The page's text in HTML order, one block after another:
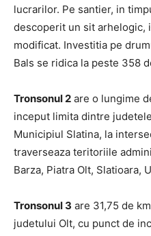
lucrarilor. Pe santier, in
descoperit un sit arhelogic,
modificat. Investitia pe
Bals se ridica la peste 358
Tronsonul 2 are o lungime
inceput limita dintre
Municipiul Slatina, la
traverseaza teritoriile
Barza, Piatra Olt, Slatioara,
Tronsonul 3 are 31,75 de
judetului Olt, cu punct de